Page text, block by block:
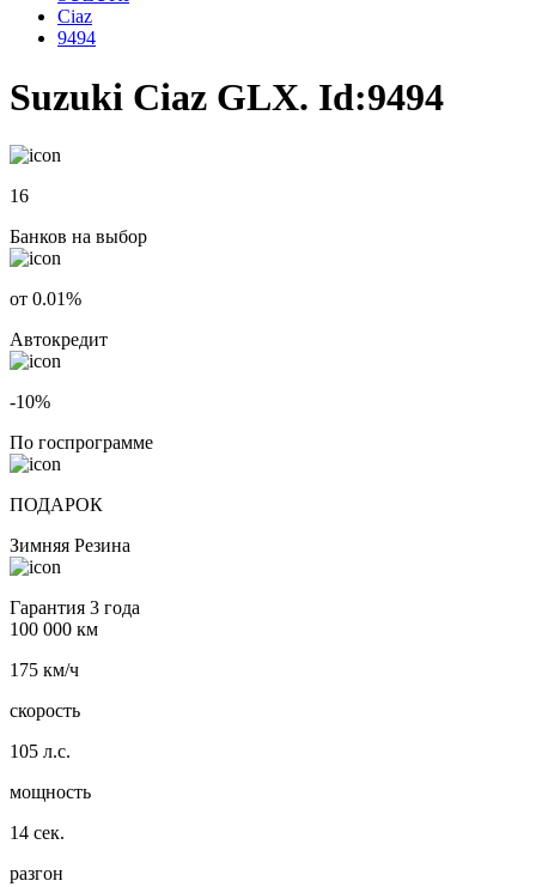
Ciaz
9494
Suzuki Ciaz GLX. Id:9494
16
Банков на выбор
от 0.01%
Автокредит
-10%
По госпрограмме
ПОДАРОК
Зимняя Резина
Гарантия 3 года
100 000 км
175 км/ч
скорость
105 л.с.
мощность
14 сек.
разгон